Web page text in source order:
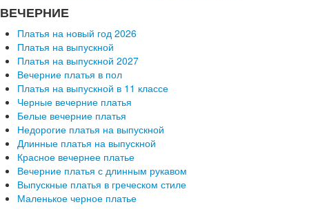
ВЕЧЕРНИЕ
Платья на новый год 2026
Платья на выпускной
Платья на выпускной 2027
Вечерние платья в пол
Платья на выпускной в 11 классе
Черные вечерние платья
Белые вечерние платья
Недорогие платья на выпускной
Длинные платья на выпускной
Красное вечернее платье
Вечерние платья с длинным рукавом
Выпускные платья в греческом стиле
Маленькое черное платье